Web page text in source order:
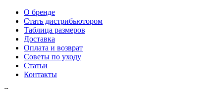
О бренде
Стать дистрибьютором
Таблица размеров
Доставка
Оплата и возврат
Советы по уходу
Статьи
Контакты